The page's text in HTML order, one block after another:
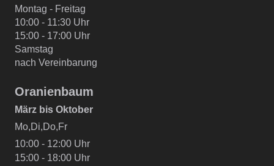
Montag - Freitag
10:00 - 11:30 Uhr
15:00 - 17:00 Uhr
Samstag
nach Vereinbarung
Oranienbaum
März bis Oktober
Mo,Di,Do,Fr
10:00 - 12:00 Uhr
15:00 - 18:00 Uhr